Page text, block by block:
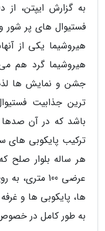
به گزارش ایپتن، از
فستیوال های پر شور
هیروشیما یکی از
هیروشیما گرد هم
جشن و نمایش ها
ترین جذابیت
باشد که در آن
ترکیب پایکوبی های
هر ساله بلوار صلح
عرضی 100
ها، پایکوبی ها و
به طور کامل در